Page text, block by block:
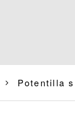
Potentilla